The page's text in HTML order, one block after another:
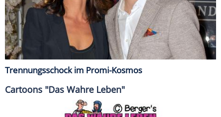
Trennungsschock im Promi-Kosmos
Cartoons "Das Wahre Leben"